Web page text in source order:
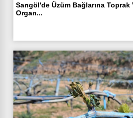
Sarıgöl'de Üzüm Bağlarına
Organ...